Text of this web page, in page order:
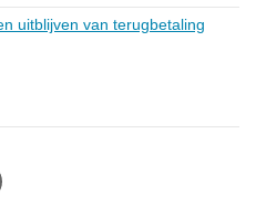
uitblijven van terugbetaling